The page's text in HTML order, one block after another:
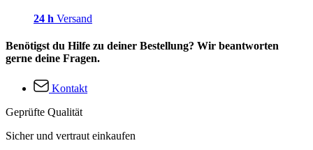
24 h Versand
Benötigst du Hilfe zu deiner Bestellung? Wir beantworten
gerne deine Fragen.
Kontakt
Geprüfte Qualität
Sicher und vertraut einkaufen